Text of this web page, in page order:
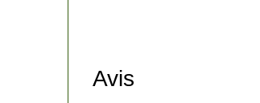
Avis